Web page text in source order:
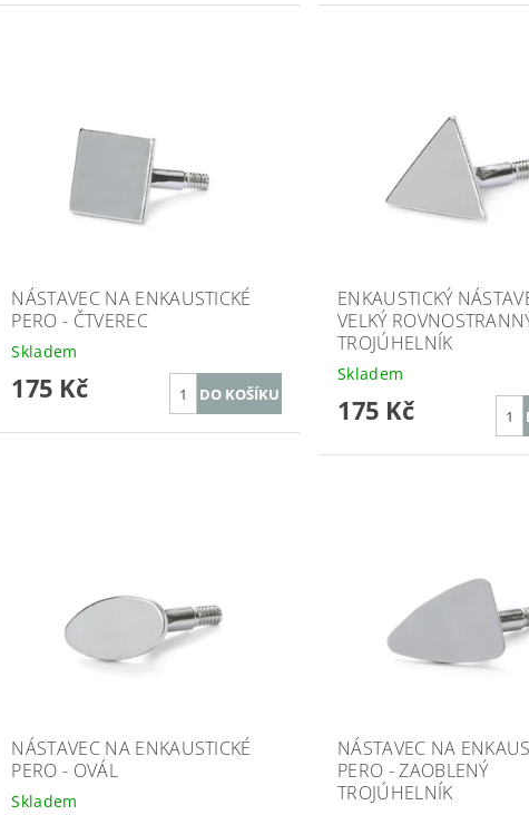
NÁSTAVEC NA ENKAUSTICKÉ
PERO - ČTVEREC
Skladem
175 Kč
ENKAUSTICKÝ
VELKÝ
TROJÚHELNÍK
Skladem
175 Kč
NÁSTAVEC NA ENKAUSTICKÉ
PERO - OVÁL
Skladem
NÁSTAVEC NA
PERO - ZAOBLENÝ
TROJÚHELNÍK